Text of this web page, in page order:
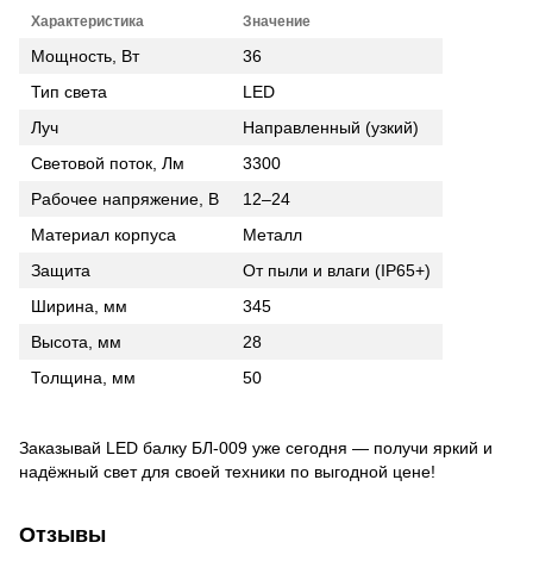
Характеристика Значение
Мощность, Вт
36
Тип света
LED
Луч
Направленный (узкий)
Световой поток, Лм
3300
Рабочее напряжение, В
12–24
Материал корпуса
Металл
Защита
От пыли и влаги (IP65+)
Ширина, мм
345
Высота, мм
28
Толщина, мм
50
Заказывай LED балку БЛ-009 уже сегодня — получи яркий и
надёжный свет для своей техники по выгодной цене!
Отзывы